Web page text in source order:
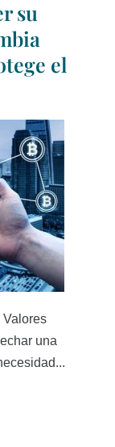
su
el
Valores
una